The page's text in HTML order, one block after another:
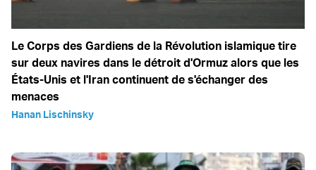
Le Corps des Gardiens de la Révolution islamique tire
sur deux navires dans le détroit d'Ormuz alors que les
États-Unis et l'Iran continuent de s'échanger des
menaces
Hanan Lischinsky